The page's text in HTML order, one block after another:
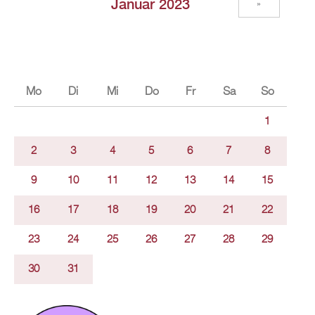
Januar 2023 »
Mo Di Mi Do Fr Sa So
1
2 3 4 5 6 7 8
9 10 11 12 13 14 15
16 17 18 19 20 21 22
23 24 25 26 27 28 29
30 31